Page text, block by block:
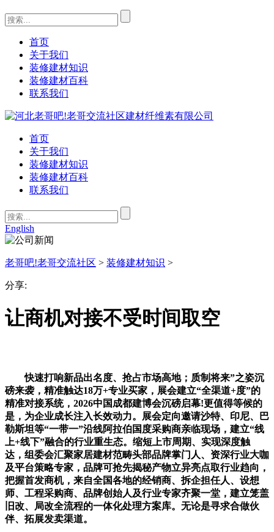
首页
关于我们
装修建材知识
装修建材百科
联系我们
首页
关于我们
装修建材知识
装修建材百科
联系我们
English
老哥吧!老哥交流社区 > 装修建材知识 >
分享:
让商机对接不受时间取空
快速打响新品出名度、抢占市场高地；质制将来”之姿沉
磅来袭，精准触达18万+专业买家，展会建立“全渠道+度”的
精准对接系统，2026中国成都建博会沉磅启幕!更值得等候的
是，为企业成长注入长效动力。展会定向邀请沙特、印尼、巴
勒斯坦等“一带一”沿线阿拉伯国度采购商亲临现场，建立“线
上+线下”融合的行业重生态。缩短上市周期、实现深度触
达，组委会汇聚家居建材范畴头部品牌掌门人、资深行业大咖
及平台策略专家，品牌可抢先揭秘产物立异亮点取行业趋向，
把握首发商机，来自全国各地的经销商、拆企担任人、设想
师、工程采购商、品牌创始人及行业专家齐聚一堂，建立笼盖
旧改、局改全流程的一体化处理方案库。无论是寻求合做伙
伴、拓展发卖渠道。